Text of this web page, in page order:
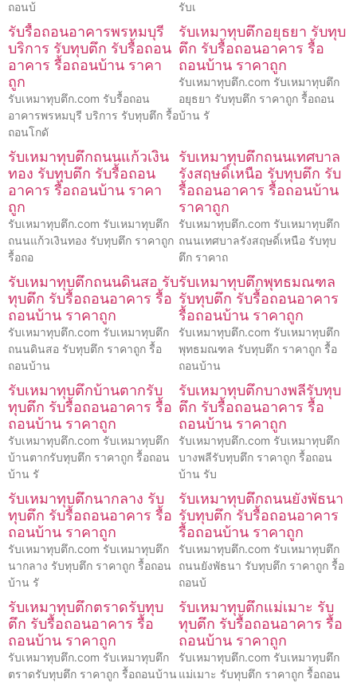
ถอนบ้ รับเ
รับรื้อถอนอาคารพรหมบุรี
บริการ รับทุบตึก รับรื้อถอน
อาคาร รื้อถอนบ้าน ราคา
ถูก
รับเหมาทุบตึก.com รับรื้อถอน
อาคารพรหมบุรี บริการ รับทุบตึก รื้อ
ถอนโกดั
รับเหมาทุบตึกอยุธยา รับทุบ
ตึก รับรื้อถอนอาคาร รื้อ
ถอนบ้าน ราคาถูก
รับเหมาทุบตึก.com รับเหมาทุบตึก
อยุธยา รับทุบตึก ราคาถูก รื้อถอน
บ้าน รั
รับเหมาทุบตึกถนนแก้วเงิน
ทอง รับทุบตึก รับรื้อถอน
อาคาร รื้อถอนบ้าน ราคา
ถูก
รับเหมาทุบตึก.com รับเหมาทุบตึก
ถนนแก้วเงินทอง รับทุบตึก ราคาถูก
รื้อถอ
รับเหมาทุบตึกถนนเทศบาล
รังสฤษดิ์เหนือ รับทุบตึก รับ
รื้อถอนอาคาร รื้อถอนบ้าน
ราคาถูก
รับเหมาทุบตึก.com รับเหมาทุบตึก
ถนนเทศบาลรังสฤษดิ์เหนือ รับทุบ
ตึก ราคาถ
รับเหมาทุบตึกถนนดินสอ รับ
ทุบตึก รับรื้อถอนอาคาร รื้อ
ถอนบ้าน ราคาถูก
รับเหมาทุบตึก.com รับเหมาทุบตึก
ถนนดินสอ รับทุบตึก ราคาถูก รื้อ
ถอนบ้าน
รับเหมาทุบตึกพุทธมณฑล
รับทุบตึก รับรื้อถอนอาคาร
รื้อถอนบ้าน ราคาถูก
รับเหมาทุบตึก.com รับเหมาทุบตึก
พุทธมณฑล รับทุบตึก ราคาถูก รื้อ
ถอนบ้าน
รับเหมาทุบตึกบ้านตากรับ
ทุบตึก รับรื้อถอนอาคาร รื้อ
ถอนบ้าน ราคาถูก
รับเหมาทุบตึก.com รับเหมาทุบตึก
บ้านตากรับทุบตึก ราคาถูก รื้อถอน
บ้าน รั
รับเหมาทุบตึกบางพลีรับทุบ
ตึก รับรื้อถอนอาคาร รื้อ
ถอนบ้าน ราคาถูก
รับเหมาทุบตึก.com รับเหมาทุบตึก
บางพลีรับทุบตึก ราคาถูก รื้อถอน
บ้าน รับ
รับเหมาทุบตึกนากลาง รับ
ทุบตึก รับรื้อถอนอาคาร รื้อ
ถอนบ้าน ราคาถูก
รับเหมาทุบตึก.com รับเหมาทุบตึก
นากลาง รับทุบตึก ราคาถูก รื้อถอน
บ้าน รั
รับเหมาทุบตึกถนนยังพัธนา
รับทุบตึก รับรื้อถอนอาคาร
รื้อถอนบ้าน ราคาถูก
รับเหมาทุบตึก.com รับเหมาทุบตึก
ถนนยังพัธนา รับทุบตึก ราคาถูก รื้อ
ถอนบ้
รับเหมาทุบตึกตราดรับทุบ
ตึก รับรื้อถอนอาคาร รื้อ
ถอนบ้าน ราคาถูก
รับเหมาทุบตึก.com รับเหมาทุบตึก
ตราดรับทุบตึก ราคาถูก รื้อถอนบ้าน
รับเหมาทุบตึกแม่เมาะ รับ
ทุบตึก รับรื้อถอนอาคาร รื้อ
ถอนบ้าน ราคาถูก
รับเหมาทุบตึก.com รับเหมาทุบตึก
แม่เมาะ รับทุบตึก ราคาถูก รื้อถอน